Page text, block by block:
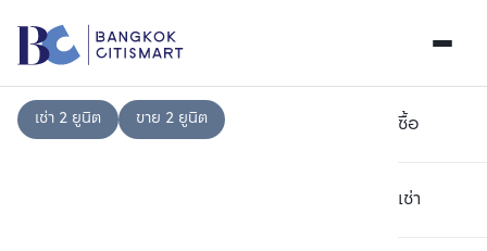
ซื้อ
เช่า
เช่า 2 ยูนิต ขาย 2 ยูนิต